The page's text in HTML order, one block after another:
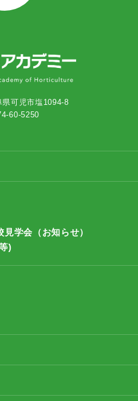
可児市塩1094-8
60-5250
学会（お知らせ）
)